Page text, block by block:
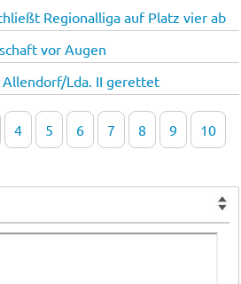
Regionalliga auf Platz vier ab
vor Augen
Allendorf/Lda. II gerettet
4 5 6 7 8 9 10